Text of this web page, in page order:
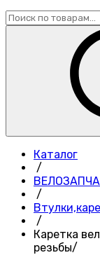
Каталог
/
/
/
Каретка
резьбы/